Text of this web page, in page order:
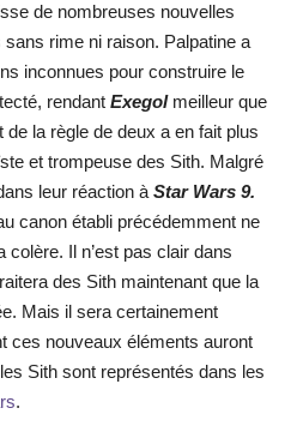
de nombreuses nouvelles
rime ni raison. Palpatine a
inconnues pour construire le
rendant Exegolmeilleur que
la règle de deux a en fait plus
et trompeuse des Sith. Malgré
leur réaction à Star Wars 9.
canon établi précédemment ne
Il n’est pas clair dans
des Sith maintenant que la
Mais il sera certainement
ces nouveaux éléments auront
Sith sont représentés dans les
.